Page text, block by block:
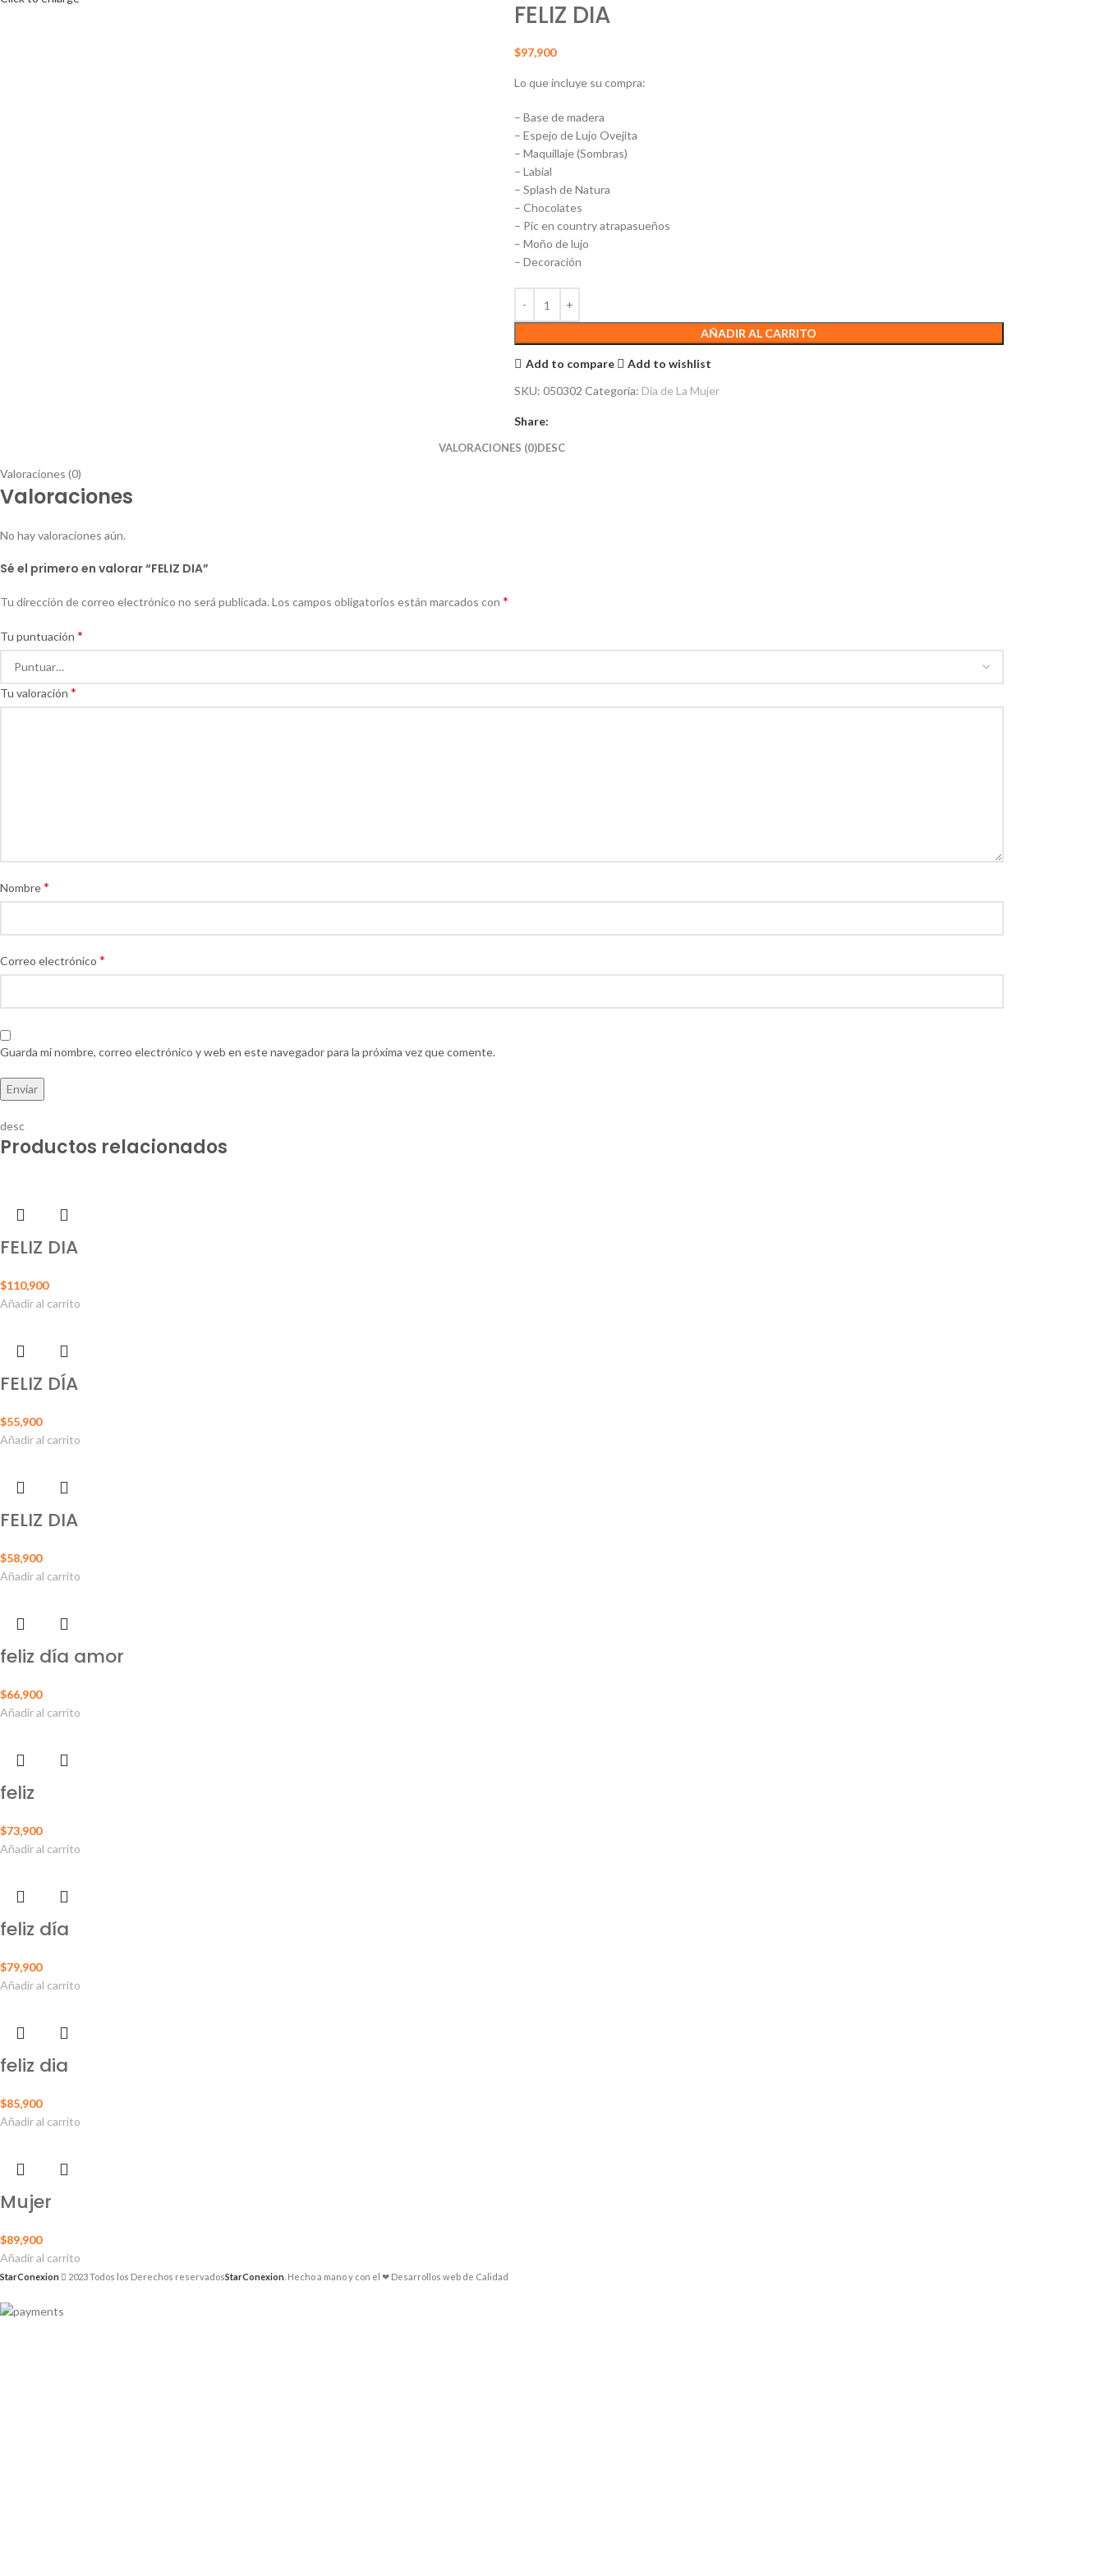
FELIZ DIA
$97,900
Lo que incluye su compra:
– Base de madera
– Espejo de Lujo Ovejita
– Maquillaje (Sombras)
– Labial
– Splash de Natura
– Chocolates
– Pic en country atrapasueños
– Moño de lujo
– Decoración
AÑADIR AL CARRITO
Add to compare
Add to wishlist
SKU: 050302 Categoría: Dia de La Mujer
Share:
VALORACIONES (0)DESC
Valoraciones (0)
Valoraciones
No hay valoraciones aún.
Sé el primero en valorar “FELIZ DIA”
Tu dirección de correo electrónico no será publicada. Los campos obligatorios están marcados con *
Tu puntuación *
Tu valoración *
Nombre*
Correo electrónico *
Guarda mi nombre, correo electrónico y web en este navegador para la próxima vez que comente.
desc
Productos relacionados
FELIZ DIA
$110,900
Añadir al carrito
FELIZ DÍA
$55,900
Añadir al carrito
FELIZ DIA
$58,900
Añadir al carrito
feliz día amor
$66,900
Añadir al carrito
feliz
$73,900
Añadir al carrito
feliz día
$79,900
Añadir al carrito
feliz dia
$85,900
Añadir al carrito
Mujer
$89,900
Añadir al carrito
StarConexion 2023 Todos los Derechos reservadosStarConexion . Hecho a mano y con el ❤ Desarrollos web de Calidad